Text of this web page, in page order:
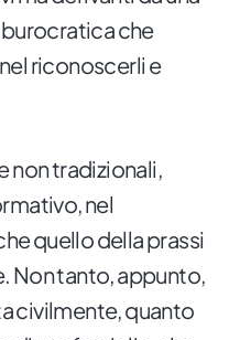
che
riconoscerli e
non tradizionali,
nel
quello della prassi
Non tanto, appunto,
civilmente, quanto